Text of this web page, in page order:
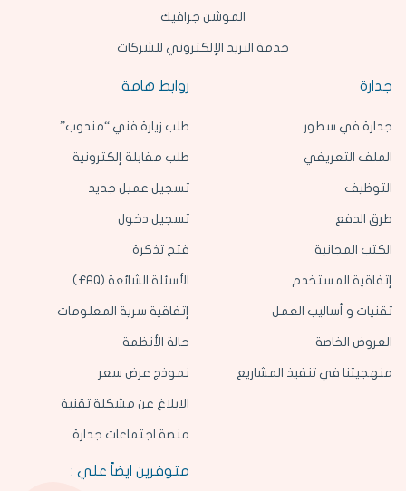
جدارة
جدارة في سطور
الملف التعريفي
التوظيف
طرق الدفع
الكتب المجانية
إتفاقية المستخدم
تقنيات و أساليب العمل
العروض الخاصة
منهجيتنا في تنفيذ المشاريع
الموشن جرافيك
خدمة البريد الإلكتروني للشركات
روابط هامة
طلب زيارة فني “مندوب”
طلب مقابلة إلكترونية
تسجيل عميل جديد
تسجيل دخول
فتح تذكرة
الأسئلة الشائعة (FAQ)
إتفاقية سرية المعلومات
حالة الأنظمة
نموذج عرض سعر
الابلاغ عن مشكلة تقنية
منصة اجتماعات جدارة
متوفرين ايضاً علي :